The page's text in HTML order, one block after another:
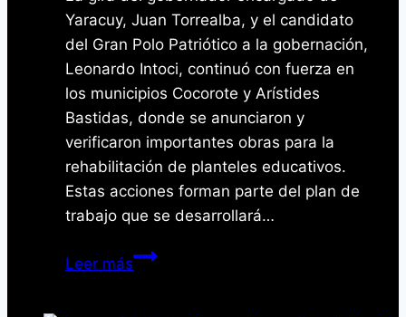
Yaracuy, Juan Torrealba, y el candidato
del Gran Polo Patriótico a la gobernación,
Leonardo Intoci, continuó con fuerza en
los municipios Cocorote y Arístides
Bastidas, donde se anunciaron y
verificaron importantes obras para la
rehabilitación de planteles educativos.
Estas acciones forman parte del plan de
trabajo que se desarrollará…
Leer másGobernador